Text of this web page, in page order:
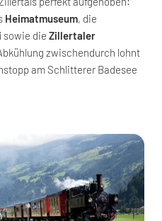
Heimatmuseum, die
sowie die Zillertaler
zwischendurch lohnt
am Schlitterer Badesee